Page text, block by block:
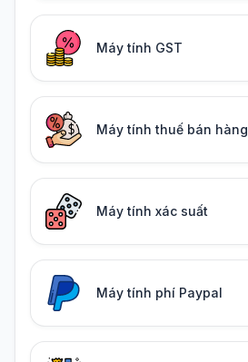
Máy tính GST
Máy tính thuế bán hàng
Máy tính xác suất
Máy tính phí Paypal